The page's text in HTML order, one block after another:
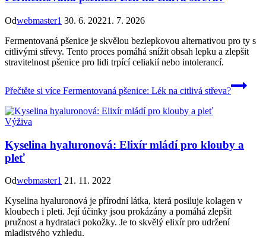
Odwebmaster1 30. 6. 20221. 7. 2026
Fermentovaná pšenice je skvělou bezlepkovou alternativou pro ty s
citlivými střevy. Tento proces pomáhá snížit obsah lepku a zlepšit
stravitelnost pšenice pro lidi trpící celiakií nebo intolerancí.
Přečtěte si více Fermentovaná pšenice: Lék na citlivá střeva?
Výživa
Kyselina hyaluronová: Elixír mládí pro klouby a
pleť
Odwebmaster1 21. 11. 2022
Kyselina hyaluronová je přírodní látka, která posiluje kolagen v
kloubech i pleti. Její účinky jsou prokázány a pomáhá zlepšit
pružnost a hydrataci pokožky. Je to skvělý elixír pro udržení
mladistvého vzhledu.